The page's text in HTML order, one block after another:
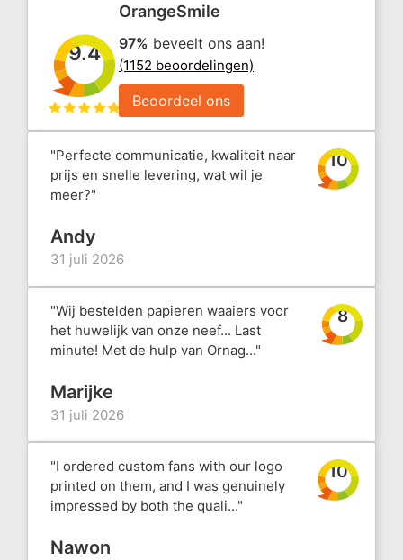
9.4
OrangeSmile
97% beveelt ons aan!
(1152 beoordelingen)
Beoordeel ons
"Perfecte communicatie, kwaliteit naar
prijs en snelle levering, wat wil je
meer?"
10
Andy
31 juli 2026
"Wij bestelden papieren waaiers voor
het huwelijk van onze neef... Last
minute! Met de hulp van Ornag..."
8
Marijke
31 juli 2026
"I ordered custom fans with our logo
printed on them, and I was genuinely
impressed by both the quali..."
10
Nawon